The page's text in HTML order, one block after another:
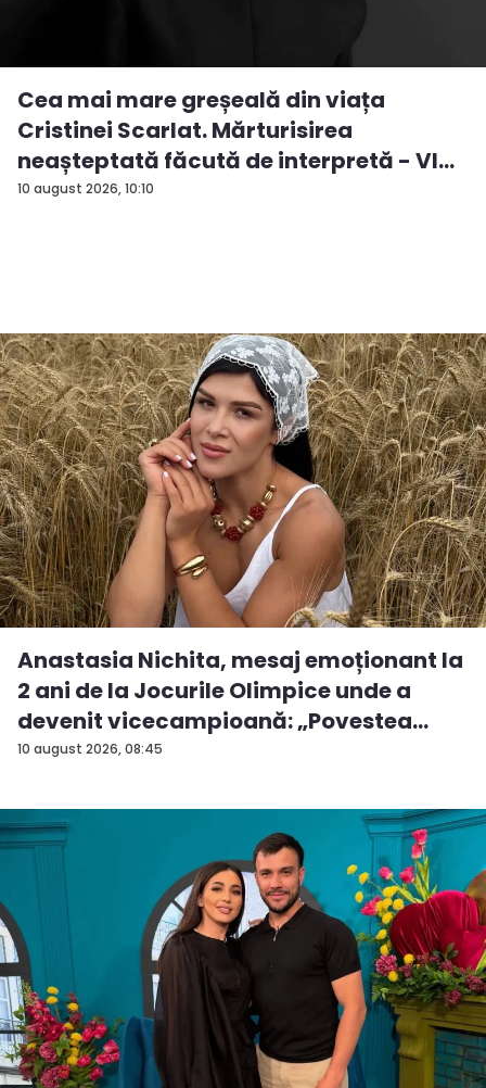
10 august 2026, 10:10
Cea mai mare greșeală din viața
Cristinei Scarlat. Mărturisirea
neașteptată făcută de interpretă - VI...
10 august 2026, 08:45
Anastasia Nichita, mesaj emoționant la
2 ani de la Jocurile Olimpice unde a
devenit vicecampioană: „Povestea
mea...